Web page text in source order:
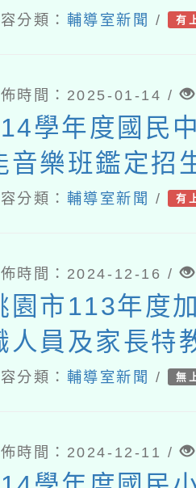
分類： 輔導室新聞 / 有
時間：2025-01-14 /
學年度國民
音樂班鑑定招
分類： 輔導室新聞 / 有
時間：2024-12-16 /
園市113年度
人員及家長特
分類： 輔導室新聞 / 無
時間：2024-12-11 /